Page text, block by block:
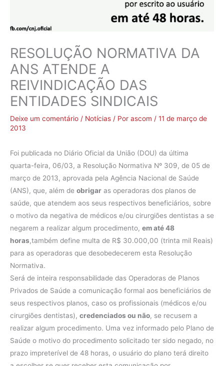
RESOLUÇÃO NORMATIVA DA
ANS ATENDE A
REIVINDICAÇÃO DAS
ENTIDADES SINDICAIS
Deixe um comentário / Notícias / Por ascom / 11 de março de
2013
Foi publicada no Diário Oficial da União (DOU) da última
quarta-feira, 06/03, a Resolução Normativa Nº 309, de 05 de
março de 2013, aprovada pela Agência Nacional de Saúde
(ANS), que, além de obrigar as operadoras dos planos de
saúde, que atendem aos seus respectivos beneficiários, sobre
o motivo da negativa de médicos e/ou cirurgiões dentistas a se
negarem a realizar algum procedimento, em até 48
horas,também define multa de R$ 30.000,00 (trinta mil Reais)
para as operadoras que desobedecerem esta Resolução
Normativa.
Será de inteira responsabilidade das Operadoras de Planos
Privados de Saúde a comunicação formal aos beneficiários de
seus respectivos planos, caso os profissionais (médicos e/ou
cirurgiões dentistas), credenciados ou não, se recusem a
realizar algum procedimento. Uma vez informado pelo Plano de
Saúde o motivo do procedimento solicitado ter sido negado, no
prazo impreterível de 48 horas, o usuário do plano terá direito